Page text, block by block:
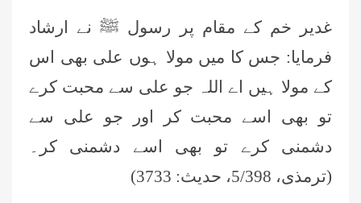
غدیر خم کے مقام پر رسول ﷺ نے ارشاد
فرمایا: جس کا میں مولا ہوں علی بھی اس
کے مولا ہیں اے اللہ جو علی سے محبت کرے
تو بھی اسے محبت کر اور جو علی سے
دشمنی کرے تو بھی اسے دشمنی کر۔
(ترمذی، 5/398، حدیث: 3733)